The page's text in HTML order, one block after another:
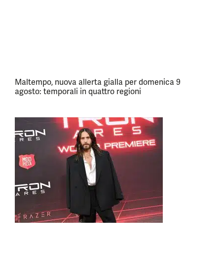
Maltempo, nuova allerta gialla per domenica 9
agosto: temporali in quattro regioni